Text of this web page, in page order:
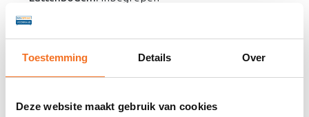
Toestemming Details Over
Deze website maakt gebruik van cookies
- Matras(sen):
Lattenbodem
De meegeleverde lattenbodem biedt stabiele
ondersteuning en zorgt voor goede ventilatie. Dit
hygiënische slaapomgeving.